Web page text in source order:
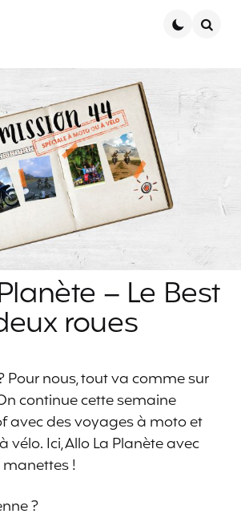
– Le Best
roues
Pour nous, tout va comme sur
continue cette semaine
avec des voyages à moto et
vélo. Ici, Allo La Planète avec
manettes !
?